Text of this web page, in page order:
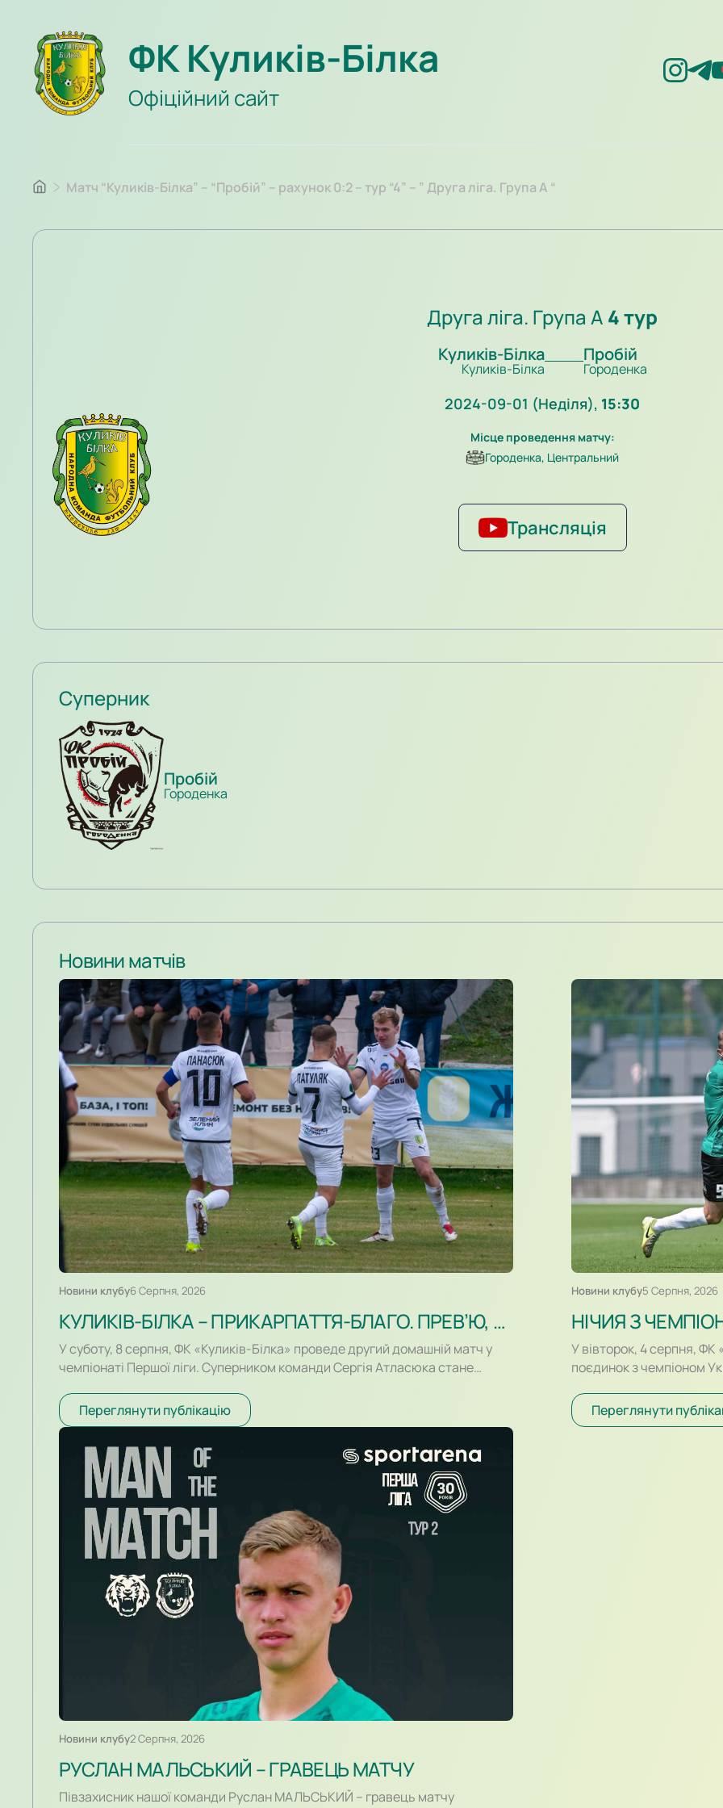
ФК Куликів-Білка
Офіційний сайт
Матч “Куликів-Білка” – “Пробій” – рахунок 0:2 – тур “4” – ” Друга ліга. Група А “
Друга ліга. Група А 4 тур
Куликів-Білка
Куликів-Білка
Пробій
Городенка
2024-09-01 (Неділя), 15:30
Місце проведення матчу:
Городенка, Центральний
Трансляція
Суперник
Пробій
Городенка
Новини матчів
Новини клубу6 Серпня, 2026
КУЛИКІВ-БІЛКА – ПРИКАРПАТТЯ-БЛАГО. ПРЕВ’Ю, ВІДЕОТРАНСЛЯЦІЯ
У суботу, 8 серпня, ФК «Куликів-Білка» проведе другий домашній матч у
чемпіонаті Першої ліги. Суперником команди Сергія Атласюка стане
розпочнеться о 16:30. Для суперників це буде перша офіційна зустріч в
історії. Раніше команди перетиналися лише у контрольних матчах. Старт
Переглянути публікацію
Новини клубу5 Серпня, 2026
НІЧИЯ З
У вівторок, 4 серпня, ФК
поєдинок з чемпіоном
за переваги гравців
загрожували воротам.
Переглянути
Новини клубу2 Серпня, 2026
РУСЛАН МАЛЬСЬКИЙ – ГРАВЕЦЬ МАТЧУ
Півзахисник нашої команди Руслан МАЛЬСЬКИЙ – гравець матчу